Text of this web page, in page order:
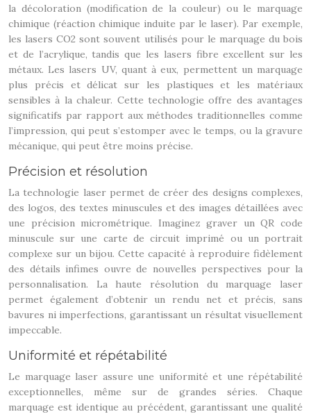
la décoloration (modification de la couleur) ou le marquage
chimique (réaction chimique induite par le laser). Par exemple,
les lasers CO2 sont souvent utilisés pour le marquage du bois
et de l’acrylique, tandis que les lasers fibre excellent sur les
métaux. Les lasers UV, quant à eux, permettent un marquage
plus précis et délicat sur les plastiques et les matériaux
sensibles à la chaleur. Cette technologie offre des avantages
significatifs par rapport aux méthodes traditionnelles comme
l’impression, qui peut s’estomper avec le temps, ou la gravure
mécanique, qui peut être moins précise.
Précision et résolution
La technologie laser permet de créer des designs complexes,
des logos, des textes minuscules et des images détaillées avec
une précision micrométrique. Imaginez graver un QR code
minuscule sur une carte de circuit imprimé ou un portrait
complexe sur un bijou. Cette capacité à reproduire fidèlement
des détails infimes ouvre de nouvelles perspectives pour la
personnalisation. La haute résolution du marquage laser
permet également d’obtenir un rendu net et précis, sans
bavures ni imperfections, garantissant un résultat visuellement
impeccable.
Uniformité et répétabilité
Le marquage laser assure une uniformité et une répétabilité
exceptionnelles, même sur de grandes séries. Chaque
marquage est identique au précédent, garantissant une qualité